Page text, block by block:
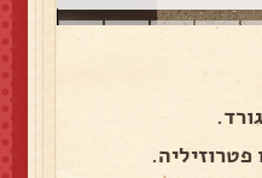
פטרוזיליה.